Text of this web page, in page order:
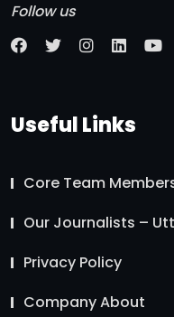
Follow us
Useful Links
Core Team
Our Journalists –
Privacy Policy
Company About